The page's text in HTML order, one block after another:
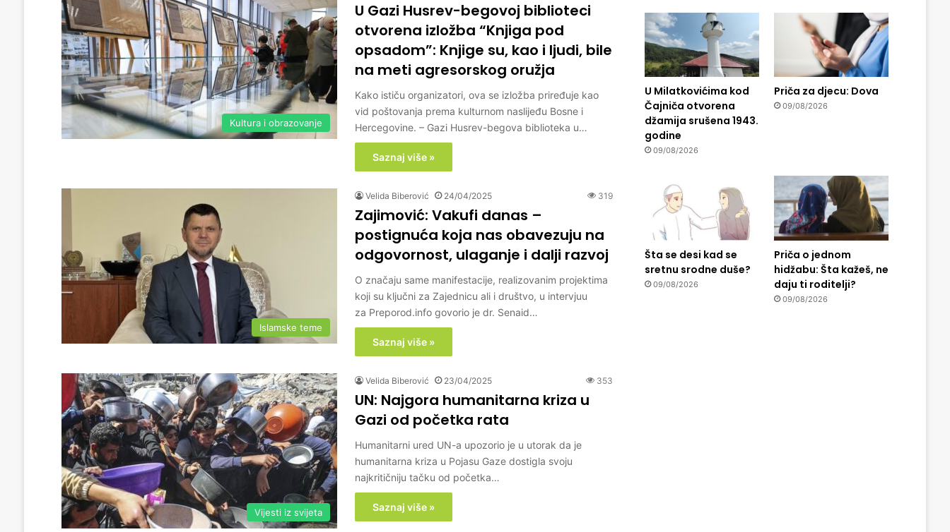
Kultura i obrazovanje
U Gazi Husrev-begovoj biblioteci
otvorena izložba “Knjiga pod
opsadom”: Knjige su, kao i ljudi, bile
na meti agresorskog oružja
Kako ističu organizatori, ova se izložba priređuje kao
vid poštovanja prema kulturnom naslijeđu Bosne i
Hercegovine. – Gazi Husrev-begova biblioteka u…
Saznaj više »
Islamske teme
Velida Biberović 24/04/2025 319
Zajimović: Vakufi danas –
postignuća koja nas obavezuju na
odgovornost, ulaganje i dalji razvoj
O značaju same manifestacije, realizovanim projektima
koji su ključni za Zajednicu ali i društvo, u intervjuu
za Preporod.info govorio je dr. Senaid…
Saznaj više »
Vijesti iz svijeta
Velida Biberović 23/04/2025 353
UN: Najgora humanitarna kriza u
Gazi od početka rata
Humanitarni ured UN-a upozorio je u utorak da je
humanitarna kriza u Pojasu Gaze dostigla svoju
najkritičniju tačku od početka…
Saznaj više »
U Milatkovićima kod
Čajniča otvorena
džamija srušena 1943.
godine
09/08/2026
Priča za djecu: Dova
09/08/2026
Šta se desi kad se
sretnu srodne duše?
09/08/2026
Priča o jednom
hidžabu: Šta kažeš, ne
daju ti roditelji?
09/08/2026